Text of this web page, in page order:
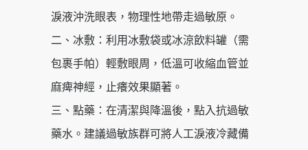
淚液沖洗眼表，物理性地帶走過敏原。
二、冰敷：利用冰敷袋或冰涼飲料罐（需
包裹手帕）輕敷眼周，低溫可收縮血管並
麻痺神經，止癢效果顯著。
三、點藥：在清潔與降溫後，點入抗過敏
藥水。建議過敏族群可將人工淚液冷藏備